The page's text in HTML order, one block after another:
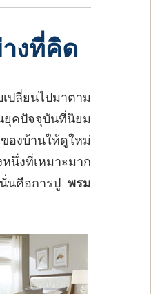
งที่คิด
ปลี่ยนไปมาตาม
ยุคปัจจุบันที่นิยม
องบ้านให้ดูใหม่
นึ่งที่เหมาะมาก
นคือการปู พรม